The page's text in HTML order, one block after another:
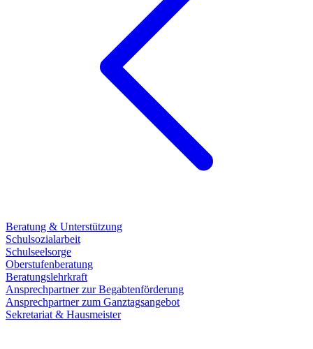
Beratung & Unterstützung
Schulsozialarbeit
Schulseelsorge
Oberstufenberatung
Beratungslehrkraft
Ansprechpartner zur Begabtenförderung
Ansprechpartner zum Ganztagsangebot
Sekretariat & Hausmeister